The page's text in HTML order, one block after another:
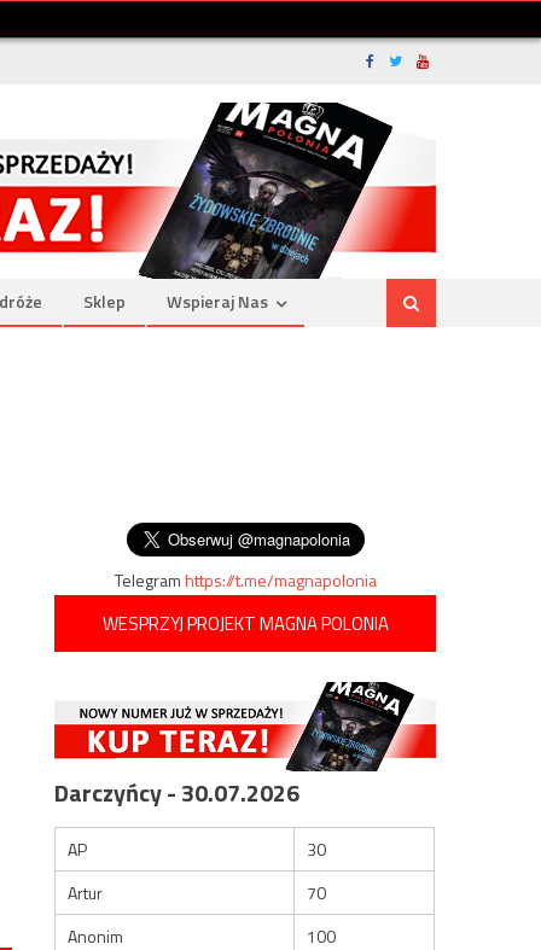
Sklep Wspieraj Nas
Telegramhttps://t.me/magnapolonia
WESPRZYJ PROJEKT MAGNA POLONIA
Darczyńcy - 30.07.2026
AP
30
Artur
70
Anonim
100